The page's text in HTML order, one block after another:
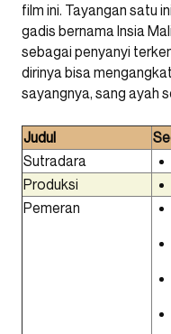
film ini. Tayangan satu
gadis bernama Insia
sebagai penyanyi
dirinya bisa
sayangnya, sang ayah
Judul
Sutradara
Produksi
Pemeran